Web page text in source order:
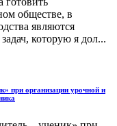
обществе, в
являются
которую я дол...
при организации урочной и